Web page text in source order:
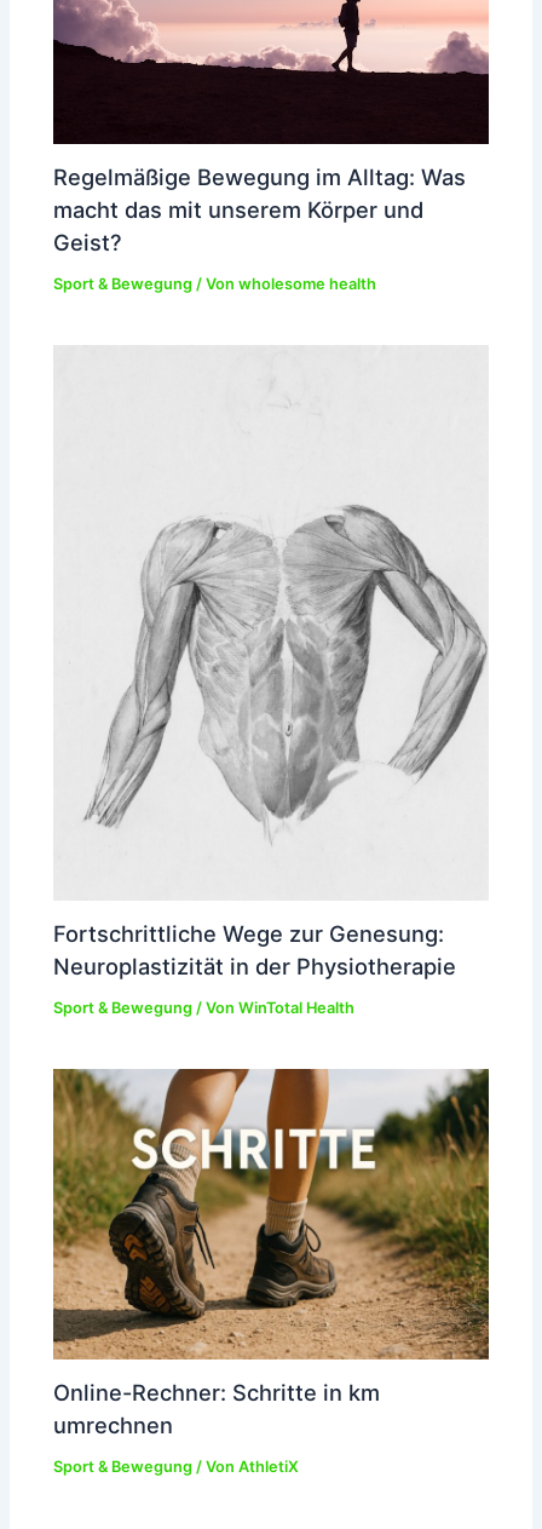
Regelmäßige Bewegung im Alltag: Was
macht das mit unserem Körper und
Geist?
Sport & Bewegung / Vonwholesome health
Fortschrittliche Wege zur Genesung:
Neuroplastizität in der Physiotherapie
Sport & Bewegung / VonWinTotal Health
Online-Rechner: Schritte in km
umrechnen
Sport & Bewegung / VonAthletiX